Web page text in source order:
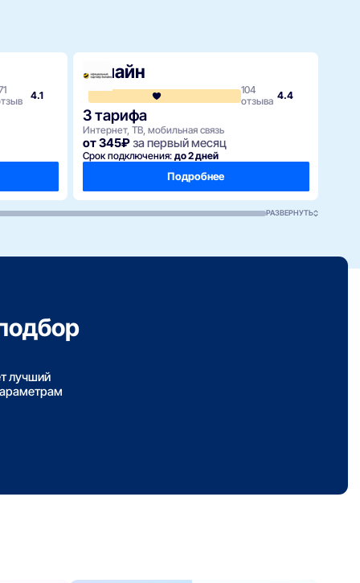
4.1
Билайн
4.4
104
отзыва
3 тарифа
Интернет, ТВ, мобильная связь
от 345₽за первый месяц
Срок подключения: до 2 дней
Подробнее
РАЗВЕРНУТЬ
лучший